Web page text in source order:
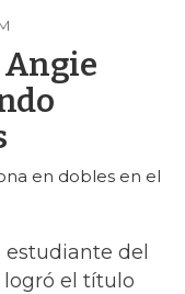
Angie
en dobles en el
del
logró el título